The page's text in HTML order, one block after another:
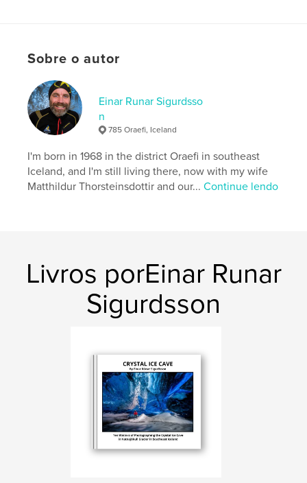
Categoria principal:
Categorias adicionais
Opção de projeto:Paisagem padrão, 25×20 cm
Nº de páginas:58
ISBN
Capa dura com ImageWrap: 9798261091356
Data de publicação:jan 31, 2026
IdiomaIcelandic
einarr
Sobre o autor
Einar Runar Sigurdsso
n
785 Oraefi, Iceland
I'm born in 1968 in the district Oraefi in southeast
Iceland, and I'm still living there, now with my wife
Matthildur Thorsteinsdottir and our...Continue lendo
Livros porEinar Runar
Sigurdsson